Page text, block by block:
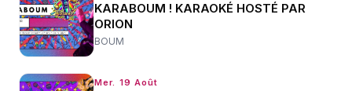
KARABOUM ! KARAOKÉ HOSTÉ PAR
ORION
BOUM
Mer. 19 Août